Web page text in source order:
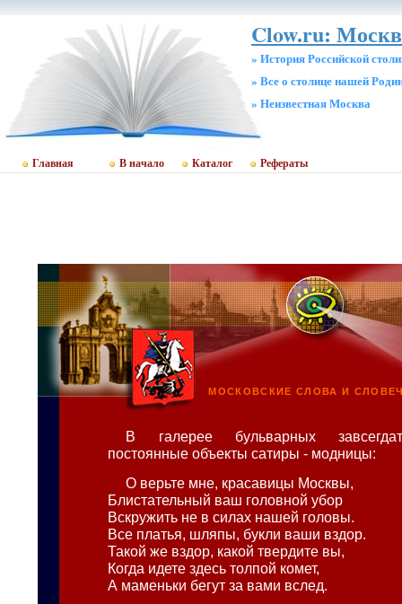
Clow.ru:
» История Российской
» Все о столице нашей
» Неизвестная Москва
Главная В начало Каталог Рефераты
МОСКОВСКИЕ СЛОВА И
В галерее бульварных
постоянные объекты сатиры - модницы:
О верьте мне, красавицы Москвы,
Блистательный ваш головной убор
Вскружить не в силах нашей головы.
Все платья, шляпы, букли ваши вздор.
Такой же вздор, какой твердите вы,
Когда идете здесь толпой комет,
А маменьки бегут за вами вслед.